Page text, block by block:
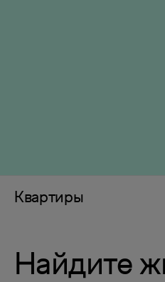
Квартиры
Найдите